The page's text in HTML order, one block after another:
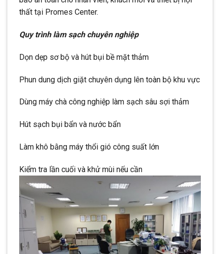
thất tại Promes Center.
Quy trình làm sạch chuyên nghiệp
Dọn dẹp sơ bộ và hút bụi bề mặt thảm
Phun dung dịch giặt chuyên dụng lên toàn bộ khu vực
Dùng máy chà công nghiệp làm sạch sâu sợi thảm
Hút sạch bụi bẩn và nước bẩn
Làm khô bằng máy thổi gió công suất lớn
Kiểm tra lần cuối và khử mùi nếu cần